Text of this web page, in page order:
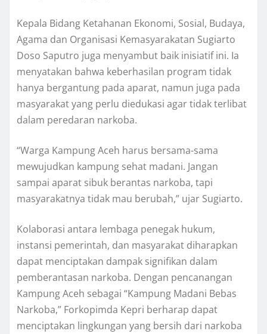
Kepala Bidang Ketahanan Ekonomi, Sosial, Budaya,
Agama dan Organisasi Kemasyarakatan Sugiarto
Doso Saputro juga menyambut baik inisiatif ini. Ia
menyatakan bahwa keberhasilan program tidak
hanya bergantung pada aparat, namun juga pada
masyarakat yang perlu diedukasi agar tidak terlibat
dalam peredaran narkoba.
“Warga Kampung Aceh harus bersama-sama
mewujudkan kampung sehat madani. Jangan
sampai aparat sibuk berantas narkoba, tapi
masyarakatnya tidak mau berubah,” ujar Sugiarto.
Kolaborasi antara lembaga penegak hukum,
instansi pemerintah, dan masyarakat diharapkan
dapat menciptakan dampak signifikan dalam
pemberantasan narkoba. Dengan pencanangan
Kampung Aceh sebagai “Kampung Madani Bebas
Narkoba,” Forkopimda Kepri berharap dapat
menciptakan lingkungan yang bersih dari narkoba